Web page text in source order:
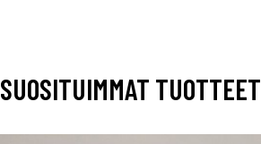
SUOSITUIMMAT TUOTTEET